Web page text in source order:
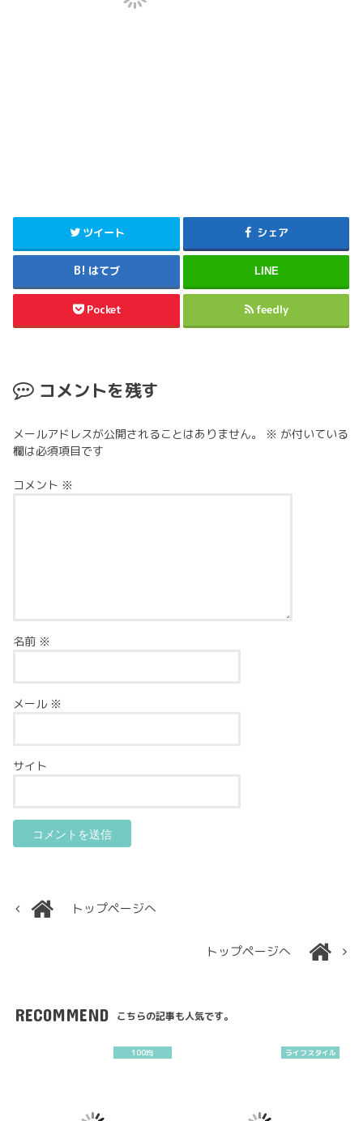
ツイート シェア
はてブ LINE
Pocket feedly
コメントを残す
メールアドレスが公開されることはありません。 ※ が付いている
欄は必須項目です
コメント ※
名前 ※
メール ※
サイト
トップページへ
トップページへ
RECOMMEND こちらの記事も人気です。
100均 ライフスタイル